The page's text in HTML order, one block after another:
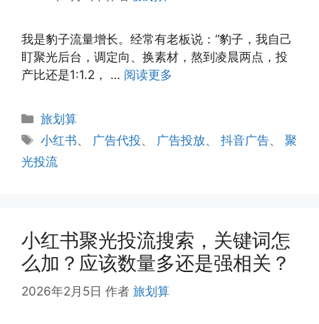
我是豹子流量增长。经常有老板说：“豹子，我自己
盯聚光后台，调定向、换素材，熬到凌晨两点，投
产比还是1:1.2， … 阅读更多
分
类
旅划算
标
签
小红书、 广告代投、 广告投放、抖音广告、聚
光投流
小红书聚光投流搜索，关键词怎
么加？应该数量多还是强相关？
2026年2月5日 作者 旅划算